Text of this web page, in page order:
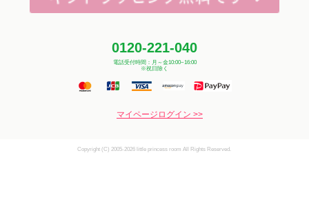
0120-221-040
電話受付時間：月～金10:00~16:00
※祝日除く
マイページログイン >>
Copyright (C) 2005-2026 little princess room All Rights Reserved.